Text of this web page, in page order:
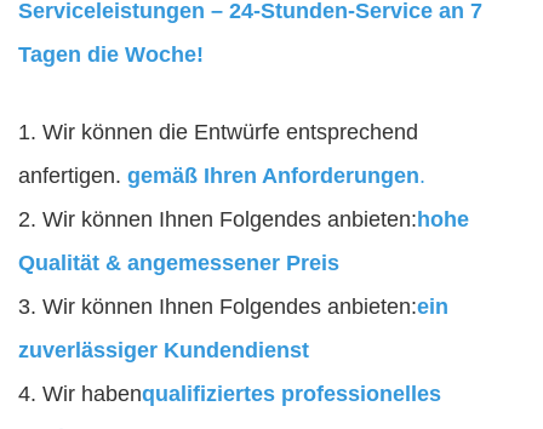
Serviceleistungen – 24-Stunden-Service an 7
Tagen die Woche!
1. Wir können die Entwürfe entsprechend
anfertigen. gemäß Ihren Anforderungen.
2. Wir können Ihnen Folgendes anbieten: hohe
Qualität & angemessener Preis
3. Wir können Ihnen Folgendes anbieten:ein
zuverlässiger Kundendienst
4. Wir habenqualifiziertes professionelles